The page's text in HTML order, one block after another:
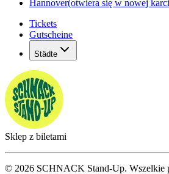
Hannover(otwiera się w nowej
Tickets
Gutscheine
Städte
Sklep z biletami
© 2026 SCHNACK Stand-Up. Wszelkie